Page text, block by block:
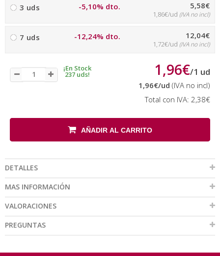
3 uds -5,10% dto. 5,58€
1,86€/ud (IVA no incl)
7 uds -12,24% dto. 12,04€
1,72€/ud (IVA no incl)
¡En Stock
237 uds! 1,96€/1 ud
1,96€/ud (IVA no incl)
Total con IVA: 2,38€
AÑADIR AL CARRITO
DETALLES
MAS INFORMACIÓN
VALORACIONES
PREGUNTAS